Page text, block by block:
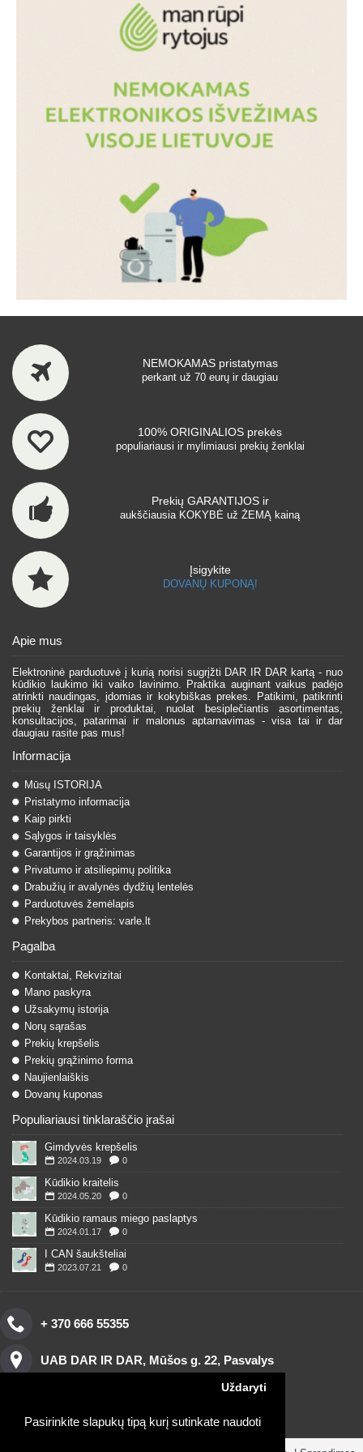
Pasirinkite slapukų tipą kurį sutinkate naudoti
Uždaryti
NEMOKAMAS pristatymas
perkant už 70 eurų ir daugiau
100% ORIGINALIOS prekės
populiariausi ir mylimiausi prekių ženklai
Prekių GARANTIJOS ir
aukščiausia KOKYBĖ už ŽEMĄ kainą
Įsigykite
DOVANŲ KUPONĄ!
Apie mus
Elektroninė parduotuvė į kurią norisi sugrįžti DAR IR DAR kartą - nuo
kūdikio laukimo iki vaiko lavinimo. Praktika auginant vaikus padėjo
atrinkti naudingas, įdomias ir kokybiškas prekes. Patikimi, patikrinti
prekių ženklai ir produktai, nuolat besiplečiantis asortimentas,
konsultacijos, patarimai ir malonus aptarnavimas - visa tai ir dar
daugiau rasite pas mus!
Informacija
Mūsų ISTORIJA
Pristatymo informacija
Kaip pirkti
Sąlygos ir taisyklės
Garantijos ir grąžinimas
Privatumo ir atsiliepimų politika
Drabužių ir avalynės dydžių lentelės
Parduotuvės žemėlapis
Prekybos partneris: varle.lt
Pagalba
Kontaktai, Rekvizitai
Mano paskyra
Užsakymų istorija
Norų sąrašas
Prekių krepšelis
Prekių grąžinimo forma
Naujienlaiškis
Dovanų kuponas
Populiariausi tinklaraščio įrašai
Gimdyvės krepšelis
2024.03.19 0
Kūdikio kraitelis
2024.05.20 0
Kūdikio ramaus miego paslaptys
2024.01.17 0
I CAN šaukšteliai
2023.07.21 0
+ 370 666 55355
UAB DAR IR DAR, Mūšos g. 22, Pasvalys